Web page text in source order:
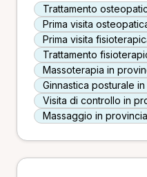
Trattamento
Prima visita
Prima visita
Trattamento
Massoterapia in
Ginnastica posturale
Visita di controllo in
Massaggio in